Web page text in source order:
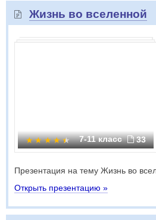
Жизнь во вселенной
7-11 класс 33
Презентация на тему Жизнь во
Открыть презентацию »